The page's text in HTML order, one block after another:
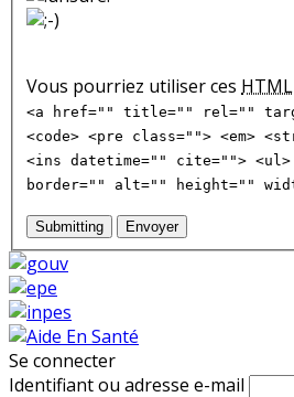
Vous pourriez utiliser ces HTML
<a href="" title="" rel=""
<code> <pre class=""> <em>
<ins datetime="" cite="">
border="" alt="" height=""
Submitting Envoyer
Se connecter
Identifiant ou adresse e-mail